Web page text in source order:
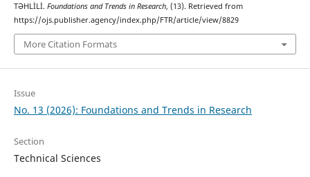
TƏHLİLİ. Foundations and Trends in Research, (13). Retrieved from
https://ojs.publisher.agency/index.php/FTR/article/view/8829
More Citation Formats
Issue
No. 13 (2026): Foundations and Trends in Research
Section
Technical Sciences